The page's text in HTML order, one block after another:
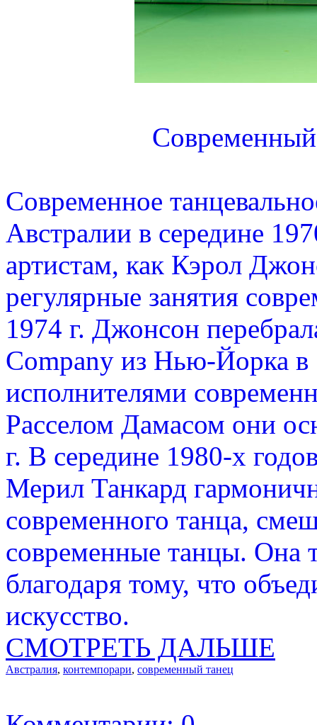
Современное
Австралии в середине
артистам, как Кэрол
регулярные занятия
1974 г. Джонсон
Company из Нью-Йорка в
исполнителями
Расселом Дамасом они
г. В середине 1980-х
Мерил Танкард
современного танца,
современные танцы. Она
благодаря тому, что
искусство.
СМОТРЕТЬ ДАЛЬШЕ
Австралия, контемпорари, современный танец